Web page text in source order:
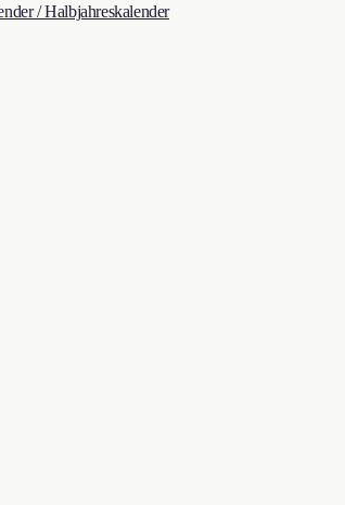
/ Halbjahreskalender